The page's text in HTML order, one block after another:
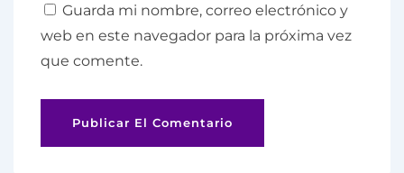
Guarda mi nombre, correo electrónico y
web en este navegador para la próxima vez
que comente.